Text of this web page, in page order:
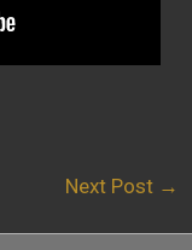
Next Post →